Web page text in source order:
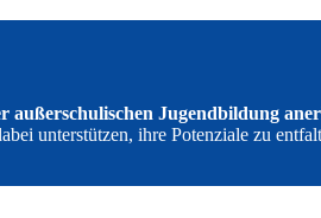
Jugendbildung
unterstützen, ihre Potenziale zu